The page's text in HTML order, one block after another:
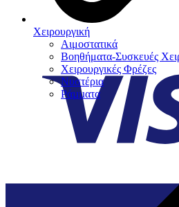
Χειρουργική
Αιμοστατικά
Βοηθήματα-Συσκευές
Χειρουργικές Φρέζες
Νυστέρια
Ράµµατα